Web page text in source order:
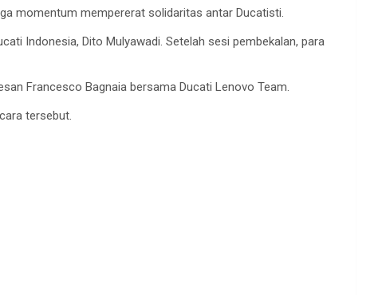
momentum mempererat solidaritas antar Ducatisti.
Indonesia, Dito Mulyawadi. Setelah sesi pembekalan, para
Francesco Bagnaia bersama Ducati Lenovo Team.
tersebut.